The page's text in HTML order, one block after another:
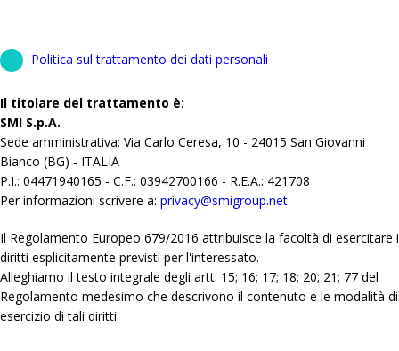
Politica sul trattamento dei dati personali
Il titolare del trattamento è:
SMI S.p.A.
Sede amministrativa: Via Carlo Ceresa, 10 - 24015 San Giovanni
Bianco (BG) - ITALIA
P.I.: 04471940165 - C.F.: 03942700166 - R.E.A.: 421708
Per informazioni scrivere a: privacy@smigroup.net
Il Regolamento Europeo 679/2016 attribuisce la facoltà di esercitare i
diritti esplicitamente previsti per l'interessato.
Alleghiamo il testo integrale degli artt. 15; 16; 17; 18; 20; 21; 77 del
Regolamento medesimo che descrivono il contenuto e le modalità di
esercizio di tali diritti.